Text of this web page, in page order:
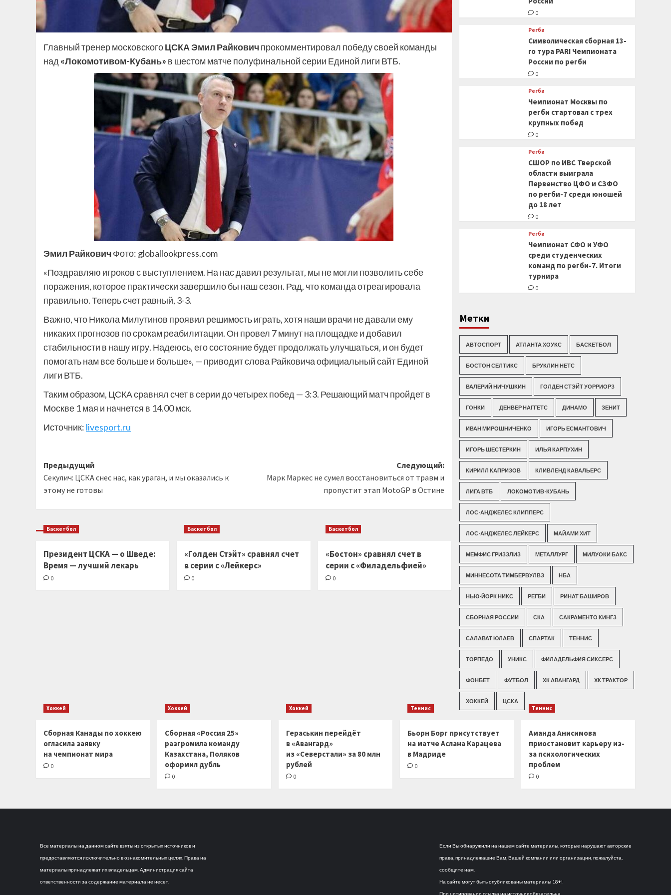
Главный тренер московскогоЦСКА Эмил Райковичпрокомментировал победу своей команды
над «Локомотивом-Кубань» в шестом матче полуфинальной серии Единой лиги ВТБ.
Эмил РайковичФото: globallookpress.com
«Поздравляю игроков с выступлением. На нас давил результат, мы не могли позволить себе
поражения, которое практически завершило бы наш сезон. Рад, что команда отреагировала
правильно. Теперь счет равный, 3-3.
Важно, что Никола Милутинов проявил решимость играть, хотя наши врачи не давали ему
никаких прогнозов по срокам реабилитации. Он провел 7 минут на площадке и добавил
стабильности в нашу игру. Надеюсь, его состояние будет продолжать улучшаться, и он будет
помогать нам все больше и больше», — приводит слова Райковича официальный сайт Единой
лиги ВТБ.
Таким образом, ЦСКА сравнял счет в серии до четырех побед — 3:3. Решающий матч пройдет в
Москве 1 мая и начнется в 14.00 мск.
Источник: livesport.ru
Навигация
записи
Предыдущий
Секулич: ЦСКА снес нас, как ураган, и мы оказались к
этому не готовы
Следующий:
Марк Маркес не сумел восстановиться от травм и
пропустит этап MotoGP в Остине
Баскетбол
Президент ЦСКА — о Шведе:
Время — лучший лекарь
0
Баскетбол
«Голден Стэйт» сравнял счет
в серии с «Лейкерс»
0
Баскетбол
«Бостон» сравнял счет в
серии с «Филадельфией»
0
0
Регби
Символическая сборная 13-
го тура PARI Чемпионата
России по регби
0
Регби
Чемпионат Москвы по
регби стартовал с трех
крупных побед
0
Регби
СШОР по ИВС Тверской
области выиграла
Первенство ЦФО и СЗФО
по регби-7 среди юношей
до 18 лет
0
Регби
Чемпионат СФО и УФО
среди студенческих
команд по регби-7. Итоги
турнира
0
Метки
АВТОСПОРТ АТЛАНТА ХОУКС БАСКЕТБОЛ
БОСТОН СЕЛТИКС БРУКЛИН НЕТС
ВАЛЕРИЙ НИЧУШКИН ГОЛДЕН СТЭЙТ УОРРИОРЗ
ГОНКИ ДЕНВЕР НАГГЕТС ДИНАМО ЗЕНИТ
ИВАН МИРОШНИЧЕНКО ИГОРЬ ЕСМАНТОВИЧ
ИГОРЬ ШЕСТЕРКИН ИЛЬЯ КАРПУХИН
КИРИЛЛ КАПРИЗОВ КЛИВЛЕНД КАВАЛЬЕРС
ЛИГА ВТБ ЛОКОМОТИВ-КУБАНЬ
ЛОС-АНДЖЕЛЕС КЛИППЕРС
ЛОС-АНДЖЕЛЕС ЛЕЙКЕРС МАЙАМИ ХИТ
МЕМФИС ГРИЗЗЛИЗ МЕТАЛЛУРГ МИЛУОКИ БАКС
МИННЕСОТА ТИМБЕРВУЛВЗ НБА
НЬЮ-ЙОРК НИКС РЕГБИ РИНАТ БАШИРОВ
СБОРНАЯ РОССИИ СКА САКРАМЕНТО КИНГЗ
САЛАВАТ ЮЛАЕВ СПАРТАК ТЕННИС
ТОРПЕДО УНИКС ФИЛАДЕЛЬФИЯ СИКСЕРС
ФОНБЕТ ФУТБОЛ ХК АВАНГАРД ХК ТРАКТОР
ХОККЕЙ ЦСКА
Хоккей
Сборная Канады по хоккею
огласила заявку
на чемпионат мира
0
Хоккей
Сборная «Россия 25»
разгромила команду
Казахстана, Поляков
оформил дубль
0
Хоккей
Гераськин перейдёт
в «Авангард»
из «Северстали» за 80 млн
рублей
0
Теннис
Бьорн Борг присутствует
на матче Аслана Карацева
в Мадриде
0
Теннис
Аманда Анисимова
приостановит карьеру из-
за психологических
проблем
0
Все материалы на данном сайте взяты из открытых источников и
предоставляются исключительно в ознакомительных целях. Права на
материалы принадлежат их владельцам. Администрация сайта
ответственности за содержание материала не несет.
Если Вы обнаружили на нашем сайте материалы, которые нарушают авторские
права, принадлежащие Вам, Вашей компании или организации, пожалуйста,
сообщите нам.
На сайте могут быть опубликованы материалы 18+!
При цитировании ссылка на источник обязательна.